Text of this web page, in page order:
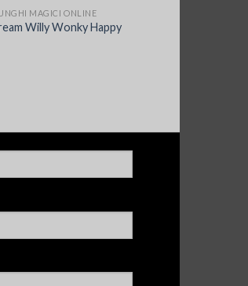
MAGICI ONLINE
Willy Wonky Happy